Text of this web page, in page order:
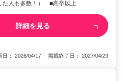
た人も多数！） ■高卒以上
詳細を見る
日： 2026/04/17 掲載終了日： 2027/04/23